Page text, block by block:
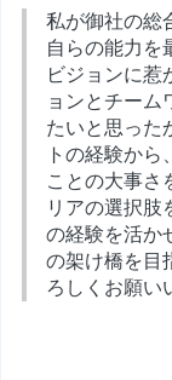
私が御社の総
自らの能力を
ビジョンに惹
ョンとチーム
たいと思った
トの経験か
ことの大事さ
リアの選択肢
の経験を活か
の架け橋を目
ろしくお願い